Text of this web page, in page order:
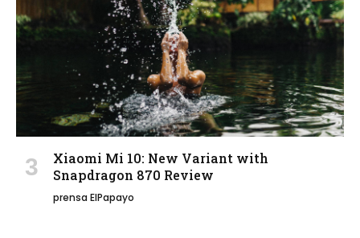
Xiaomi Mi 10: New Variant with
Snapdragon 870 Review
prensa ElPapayo